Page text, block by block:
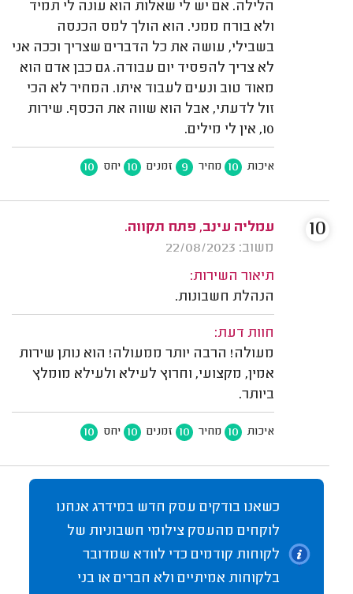
הלילה. אם יש לי שאלות הוא עונה לי תמיד
ולא בורח ממני. הוא הולך למס הכנסה
בשבילי, עושה את כל הדברים שצריך וככה אני
לא צריך להפסיד יום עבודה. גם כבן אדם הוא
מאוד טוב ונעים לעבוד איתו. המחיר לא הכי
זול לדעתי, אבל הוא שווה את הכסף. שירות
10, אין לי מילים.
איכות 10 מחיר 9 זמנים 10 יחס 10
עמליה עינב, פתח תקווה.
משוב: 22/08/2023
תיאור השירות:
הנהלת חשבונות.
חוות דעת:
מעולה! הרבה יותר ממעולה! הוא נותן שירות
אמין, מקצועי, וחרוץ לעילא ולעילא מומלץ
ביותר.
איכות 10 מחיר 10 זמנים 10 יחס 10
10
כשאנו בודקים עסק חדש במידרג אנחנו
לוקחים מהעסק צילומי חשבוניות של
לקוחות קודמים כדי לוודא שמדובר
בלקוחות אמיתיים ולא חברים או בני